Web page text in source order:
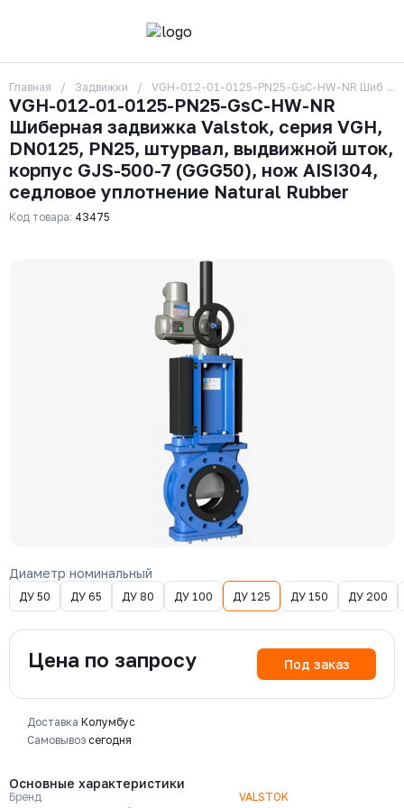
О компании
Контакты
Бренды
Отзывы
Сотрудники
Вакансии
Доставка
Оплата
zakaz325@ks-rus.com
Email для связи
Одинцово, Внуковская 9, пав. 31
Главная Задвижки VGH-012-01-0125-PN25-GsC-HW-NR
VGH-012-01-0125-PN25-GsC-HW-NR
Шиберная задвижка Valstok, серия VGH,
DN0125, PN25, штурвал, выдвижной шток,
корпус GJS-500-7 (GGG50), нож AISI304,
седловое уплотнение Natural Rubber
Код товара: 43475
Диаметр номинальный
ДУ 50 ДУ 65 ДУ 80 ДУ 100 ДУ 125 ДУ 150 ДУ 200
Основные характеристики
Бренд
VALSTOK
Цена по запросу Под заказ
Доставка Колумбус
Самовывоз сегодня